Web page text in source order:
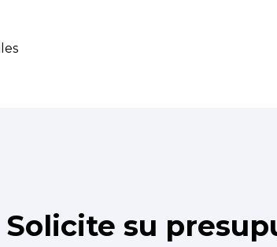
Solicite su